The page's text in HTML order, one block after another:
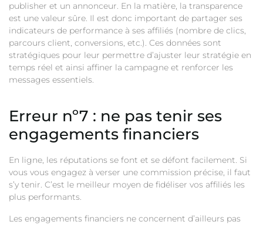
publisher et un annonceur. En la matière, la transparence
est une valeur sûre. Il est donc important de partager ses
indicateurs de performance à ses affiliés (nombre de clics,
parcours client, conversions, etc.). Ces données sont
stratégiques pour leur permettre d’ajuster leur stratégie en
temps réel et ainsi affiner la campagne et renforcer les
messages essentiels.
Erreur nº7 : ne pas tenir ses
engagements financiers
En ligne, les réputations se font et se défont facilement. Si
vous vous engagez à verser une commission précise, il faut
s’y tenir. C’est le meilleur moyen de fidéliser vos affiliés les
plus performants.
Les engagements financiers ne concernent d’ailleurs pas